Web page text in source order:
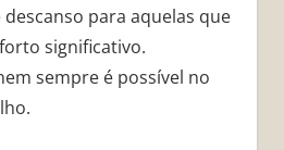
para aquelas que
significativo.
sempre é possível no